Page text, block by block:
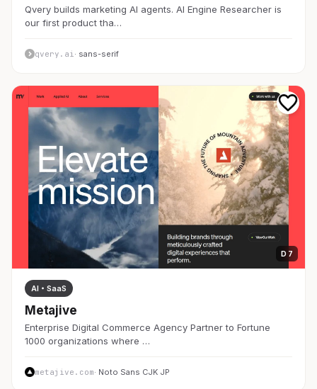
Qvery builds marketing AI agents. AI Engine Researcher is
our first product tha…
qvery.ai · sans-serif
D 7
AI・SaaS
Metajive
Enterprise Digital Commerce Agency Partner to Fortune
1000 organizations where …
metajive.com· Noto Sans CJK JP